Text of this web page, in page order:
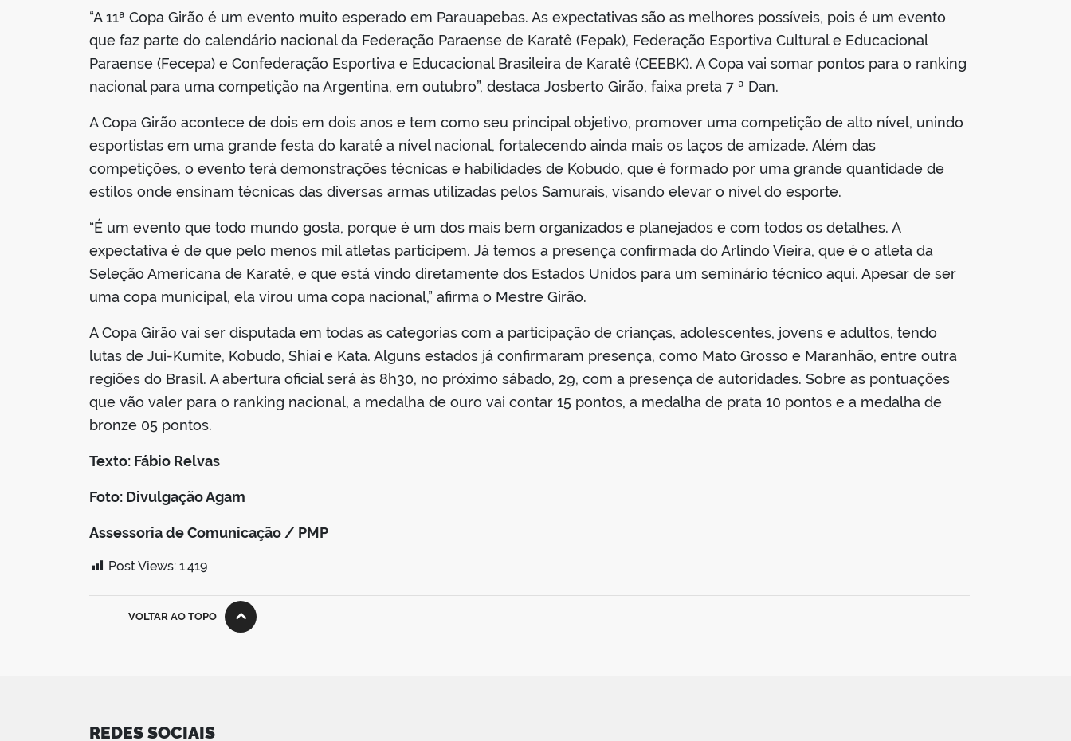
“A 11ª Copa Girão é um evento muito esperado em Parauapebas. As expectativas são as melhores possíveis, pois é um evento
que faz parte do calendário nacional da Federação Paraense de Karatê (Fepak), Federação Esportiva Cultural e Educacional
Paraense (Fecepa) e Confederação Esportiva e Educacional Brasileira de Karatê (CEEBK). A Copa vai somar pontos para o ranking
nacional para uma competição na Argentina, em outubro”, destaca Josberto Girão, faixa preta 7 ª Dan.
A Copa Girão acontece de dois em dois anos e tem como seu principal objetivo, promover uma competição de alto nível, unindo
esportistas em uma grande festa do karatê a nível nacional, fortalecendo ainda mais os laços de amizade. Além das
competições, o evento terá demonstrações técnicas e habilidades de Kobudo, que é formado por uma grande quantidade de
estilos onde ensinam técnicas das diversas armas utilizadas pelos Samurais, visando elevar o nível do esporte.
“É um evento que todo mundo gosta, porque é um dos mais bem organizados e planejados e com todos os detalhes. A
expectativa é de que pelo menos mil atletas participem. Já temos a presença confirmada do Arlindo Vieira, que é o atleta da
Seleção Americana de Karatê, e que está vindo diretamente dos Estados Unidos para um seminário técnico aqui. Apesar de ser
uma copa municipal, ela virou uma copa nacional,” afirma o Mestre Girão.
A Copa Girão vai ser disputada em todas as categorias com a participação de crianças, adolescentes, jovens e adultos, tendo
lutas de Jui-Kumite, Kobudo, Shiai e Kata. Alguns estados já confirmaram presença, como Mato Grosso e Maranhão, entre outra
regiões do Brasil. A abertura oficial será às 8h30, no próximo sábado, 29, com a presença de autoridades. Sobre as pontuações
que vão valer para o ranking nacional, a medalha de ouro vai contar 15 pontos, a medalha de prata 10 pontos e a medalha de
bronze 05 pontos.
Texto: Fábio Relvas
Foto: Divulgação Agam
Assessoria de Comunicação / PMP
Post Views: 1.419
VOLTAR AO TOPO
REDES SOCIAIS